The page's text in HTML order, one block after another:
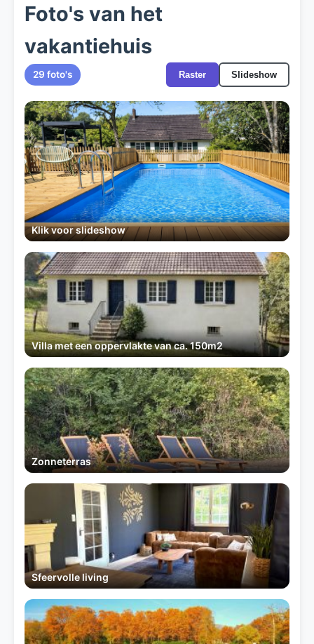
Foto's van het
vakantiehuis
29 foto's Raster Slideshow
Klik voor slideshow
Villa met een oppervlakte van ca. 150m2
Zonneterras
Sfeervolle living